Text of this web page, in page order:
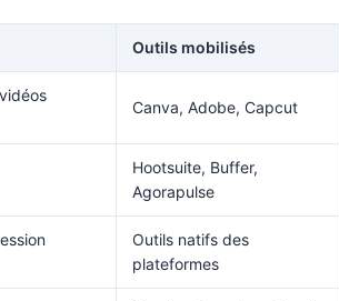
Outils mobilisés
Canva, Adobe, Capcut
Hootsuite, Buffer,
Agorapulse
Outils natifs des
plateformes